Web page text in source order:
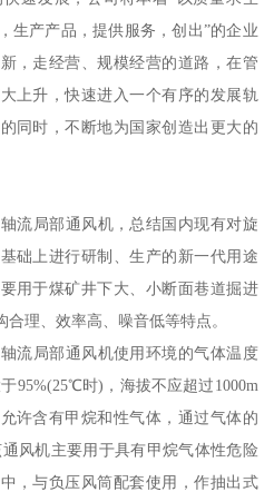
生产产品，提供服务，创出”的企业
，走经营、规模经营的道路，在管
上升，快速进入一个有序的发展轨
同时，不断地为国家创造出更大的
流局部通风机，总结国内现有对旋
础上进行研制、生产的新一代用途
用于煤矿井下大、小断面巷道掘进
理、效率高、噪音低等特点。
流局部通风机使用环境的气体温度
95%(25℃时)，海拔不应超过1000m
许含有甲烷和性气体，通过气体的
风机主要用于具有甲烷气体性危险
，与负压风筒配套使用，作抽出式